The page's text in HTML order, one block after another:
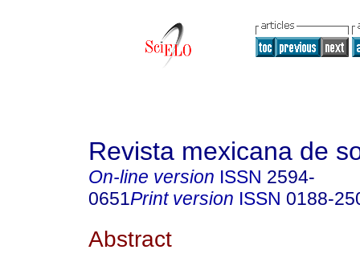
Revista mexicana de
On-line version ISSN 2594-
0651Print version ISSN 0188-
Abstract